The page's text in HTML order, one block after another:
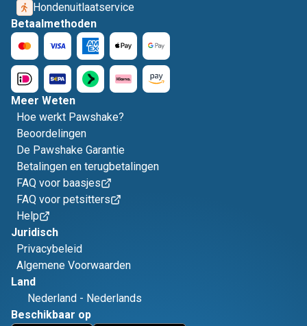
Hondenuitlaatservice
Betaalmethoden
Meer Weten
Hoe werkt Pawshake?
Beoordelingen
De Pawshake Garantie
Betalingen en terugbetalingen
FAQ voor baasjes
FAQ voor petsitters
Help
Juridisch
Privacybeleid
Algemene Voorwaarden
Land
Nederland - Nederlands
Beschikbaar op